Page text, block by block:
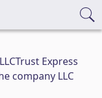
Express
company LLC